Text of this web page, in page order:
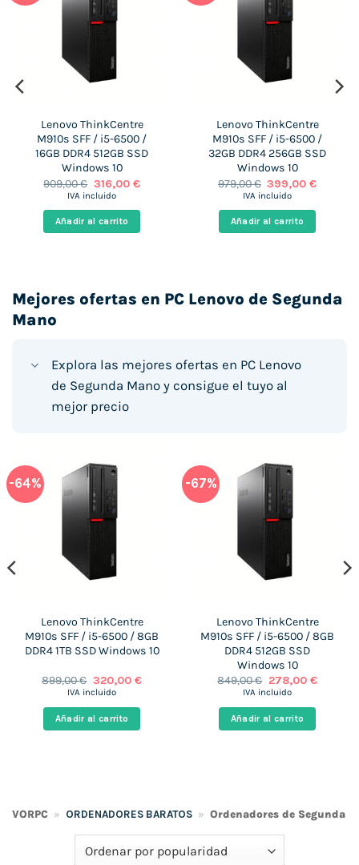
Lenovo ThinkCentre
M910s SFF / i5-6500 /
16GB DDR4 512GB SSD
Windows 10
909,00€ El
precio
era:
909,00 €.
316,00 €El
es:
316,00 €.
IVA incluido
Añadir al carrito
Lenovo ThinkCentre
M910s SFF / i5-6500 /
32GB DDR4 256GB SSD
Windows 10
979,00€ El
precio
era:
979,00 €.
399,00€El
IVA incluido
Añadir al carrito
Mejores ofertas en PC Lenovo de Segunda
Mano
Explora las mejores ofertas en PC Lenovo
de Segunda Mano y consigue el tuyo al
mejor precio
-64%
Lenovo ThinkCentre
M910s SFF / i5-6500 / 8GB
DDR4 1TB SSD Windows 10
899,00€ El
precio
era:
899,00 €.
320,00 €El
IVA incluido
Añadir al carrito
-67%
Lenovo ThinkCentre
M910s SFF / i5-6500 / 8GB
DDR4 512GB SSD
Windows 10
849,00€ El
precio
era:
849,00 €.
278,00 €El
IVA incluido
Añadir al carrito
VORPC » ORDENADORES BARATOS » Ordenadores de Segunda